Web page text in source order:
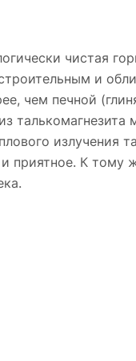
чистая
и
чем печной
излучения
приятное. К